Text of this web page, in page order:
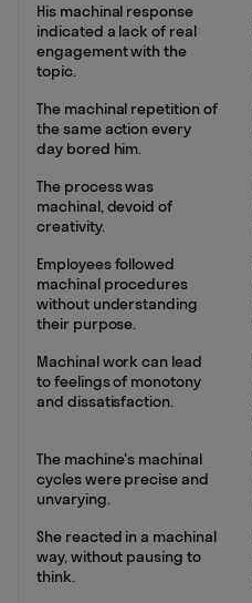
His machinal response
indicated a lack of real
engagement with the
topic.
The machinal repetition of
the same action every
day bored him.
The process was
machinal, devoid of
creativity.
Employees followed
machinal procedures
without understanding
their purpose.
Machinal work can lead
to feelings of monotony
and dissatisfaction.
The machine's machinal
cycles were precise and
unvarying.
She reacted in a machinal
way, without pausing to
think.